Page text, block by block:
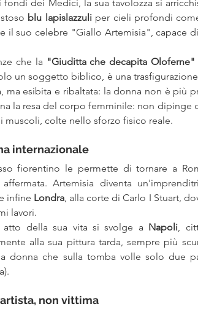
fondi dei Medici, la sua tavolozza si
blu lapislazzuli per cieli profondi
il suo celebre "Giallo Artemisia", capace
che la "Giuditta che decapita Oloferne"
un soggetto biblico, è una
ma esibita e ribaltata: la donna non è più
la resa del corpo femminile: non dipinge
muscoli, colte nello sforzo fisico reale.
internazionale
fiorentino le permette di tornare a
affermata. Artemisia diventa
infine Londra , alla corte di Carlo I Stuart,
lavori.
atto della sua vita si svolge a Napoli ,
alla sua pittura tarda, sempre più
donna che sulla tomba volle solo due
non vittima